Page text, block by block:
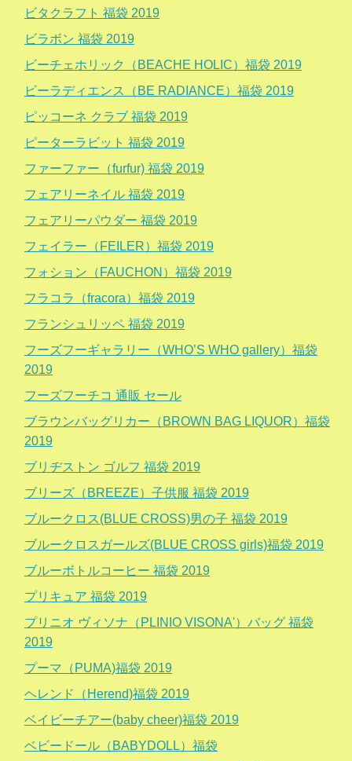
ビタクラフト 福袋 2019
ビラボン 福袋 2019
ビーチェホリック（BEACHE HOLIC）福袋 2019
ビーラディエンス（BE RADIANCE）福袋 2019
ピッコーネ クラブ 福袋 2019
ピーターラビット 福袋 2019
ファーファー（furfur) 福袋 2019
フェアリーネイル 福袋 2019
フェアリーパウダー 福袋 2019
フェイラー（FEILER）福袋 2019
フォション（FAUCHON）福袋 2019
フラコラ（fracora）福袋 2019
フランシュリッペ 福袋 2019
フーズフーギャラリー（WHO’S WHO gallery）福袋
2019
フーズフーチコ 通販 セール
ブラウンバッグリカー（BROWN BAG LIQUOR）福袋
2019
ブリヂストン ゴルフ 福袋 2019
ブリーズ（BREEZE）子供服 福袋 2019
ブルークロス(BLUE CROSS)男の子 福袋 2019
ブルークロスガールズ(BLUE CROSS girls)福袋 2019
ブルーボトルコーヒー 福袋 2019
プリキュア 福袋 2019
プリニオ ヴィソナ（PLINIO VISONA'）バッグ 福袋
2019
プーマ（PUMA)福袋 2019
ヘレンド（Herend)福袋 2019
ベイビーチアー(baby cheer)福袋 2019
ベビードール（BABYDOLL）福袋